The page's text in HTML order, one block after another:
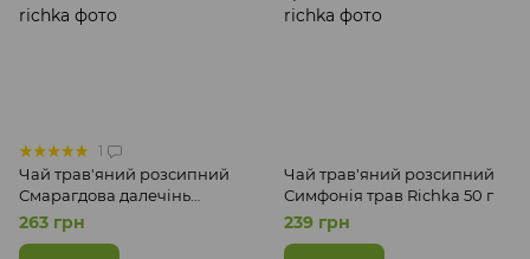
1
Чай трав'яний розсипний
Смарагдова далечінь
Richka 50 г
263 грн
Чай трав'яний розсипний
Симфонія трав Richka 50 г
239 грн